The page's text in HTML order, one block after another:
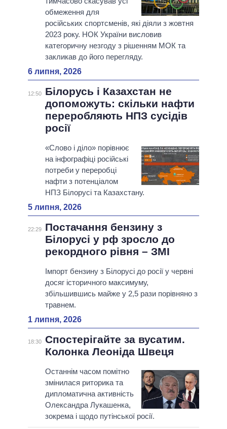
обмеження для
російських спортсменів, які діяли з жовтня
2023 року. НОК України висловив
категоричну незгоду з рішенням МОК та
закликав до його перегляду.
6 липня, 2026
12:50
Білорусь і Казахстан не
допоможуть: скільки нафти
переробляють НПЗ сусідів
росії
«Слово і діло» порівнює
на інфографіці російські
потреби у переробці
нафти з потенціалом
НПЗ Білорусі та Казахстану.
5 липня, 2026
22:29
Постачання бензину з
Білорусі у рф зросло до
рекордного рівня – ЗМІ
Імпорт бензину з Білорусі до росії у червні
досяг історичного максимуму,
збільшившись майже у 2,5 рази порівняно з
травнем.
1 липня, 2026
18:30 Спостерігайте за вусатим.
Колонка Леоніда Швеця
Останнім часом помітно
змінилася риторика та
дипломатична активність
Олександра Лукашенка,
зокрема і щодо путінської росії.